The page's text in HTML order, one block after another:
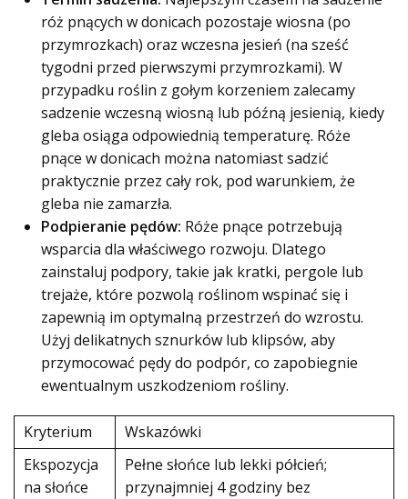
róż pnących w donicach pozostaje wiosna (po
przymrozkach) oraz wczesna jesień (na sześć
tygodni przed pierwszymi przymrozkami). W
przypadku roślin z gołym korzeniem zalecamy
sadzenie wczesną wiosną lub późną jesienią, kiedy
gleba osiąga odpowiednią temperaturę. Róże
pnące w donicach można natomiast sadzić
praktycznie przez cały rok, pod warunkiem, że
gleba nie zamarzła.
Podpieranie pędów: Róże pnące potrzebują
wsparcia dla właściwego rozwoju. Dlatego
zainstaluj podpory, takie jak kratki, pergole lub
trejaże, które pozwolą roślinom wspinać się i
zapewnią im optymalną przestrzeń do wzrostu.
Użyj delikatnych sznurków lub klipsów, aby
przymocować pędy do podpór, co zapobiegnie
ewentualnym uszkodzeniom rośliny.
Kryterium
Wskazówki
Ekspozycja
na słońce
Pełne słońce lub lekki półcień;
przynajmniej 4 godziny bez